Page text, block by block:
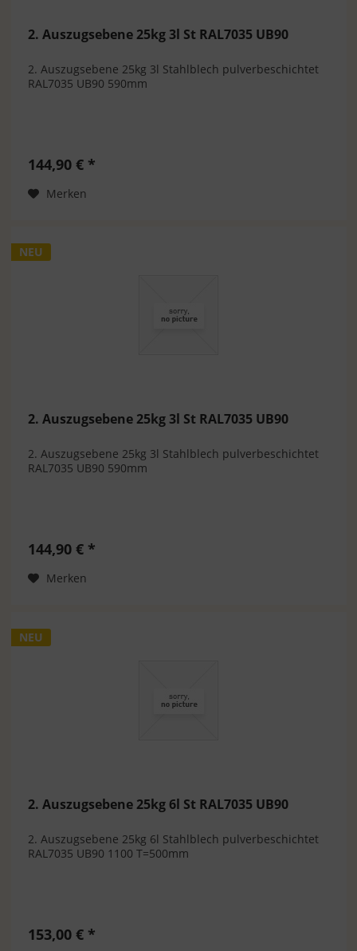
2. Auszugsebene 25kg 3l St RAL7035 UB90
2. Auszugsebene 25kg 3l Stahlblech pulverbeschichtet
RAL7035 UB90 590mm
144,90 € *
Merken
NEU
2. Auszugsebene 25kg 3l St RAL7035 UB90
2. Auszugsebene 25kg 3l Stahlblech pulverbeschichtet
RAL7035 UB90 590mm
144,90 € *
Merken
NEU
2. Auszugsebene 25kg 6l St RAL7035 UB90
2. Auszugsebene 25kg 6l Stahlblech pulverbeschichtet
RAL7035 UB90 1100 T=500mm
153,00 € *